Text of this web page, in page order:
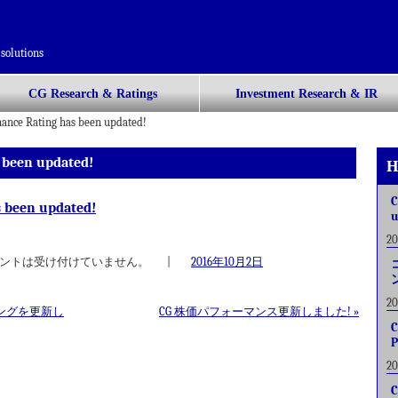
CG Research & Ratings Investment Research & IR
Rating has been updated!
updated!
been updated!
トは受け付けていません。 2016年10月2日
グを更新し
CG 株価パフォーマンス更新しました! »